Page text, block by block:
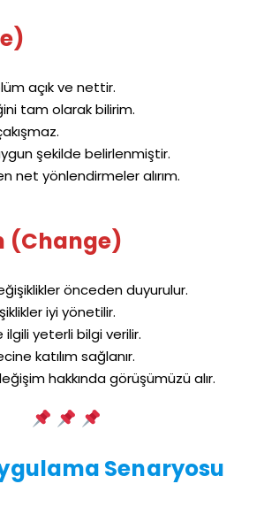
açık ve nettir.
tam olarak bilirim.
şekilde belirlenmiştir.
net yönlendirmeler alırım.
(Change)
önceden duyurulur.
iyi yönetilir.
ilgili yeterli bilgi verilir.
katılım sağlanır.
hakkında görüşümüzü alır.
Senaryosu